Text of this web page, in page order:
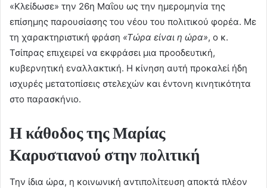
«Κλείδωσε» την 26η Μαΐου ως την ημερομηνία της
επίσημης παρουσίασης του νέου του πολιτικού φορέα. Με
τη χαρακτηριστική φράση «Τώρα είναι η ώρα», ο κ.
Τσίπρας επιχειρεί να εκφράσει μια προοδευτική,
κυβερνητική εναλλακτική. Η κίνηση αυτή προκαλεί ήδη
ισχυρές μετατοπίσεις στελεχών και έντονη κινητικότητα
στο παρασκήνιο.
Η κάθοδος της Μαρίας
Καρυστιανού στην πολιτική
Την ίδια ώρα, η κοινωνική αντιπολίτευση αποκτά πλέον